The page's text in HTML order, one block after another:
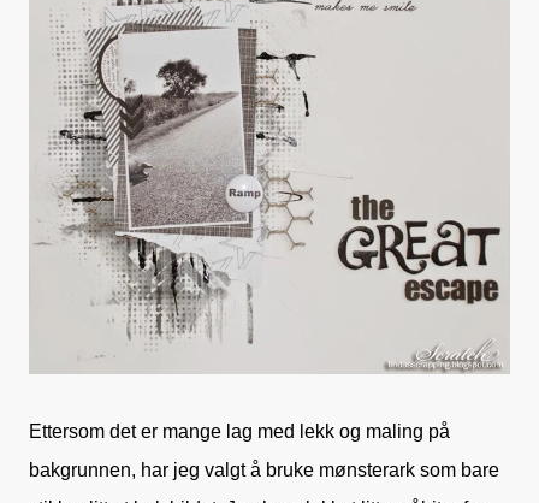
Ettersom det er mange lag med lekk og maling på
bakgrunnen, har jeg valgt å bruke mønsterark som bare